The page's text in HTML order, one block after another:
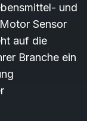
und
Sensor
auf die
Branche ein